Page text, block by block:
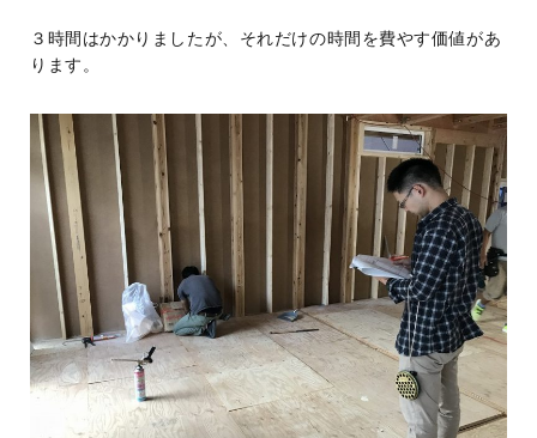
３時間はかかりましたが、それだけの時間を費やす価値があ
ります。